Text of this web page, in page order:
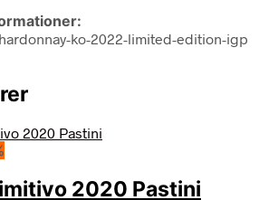
ko-2022-limited-edition-igp
2020 Pastini